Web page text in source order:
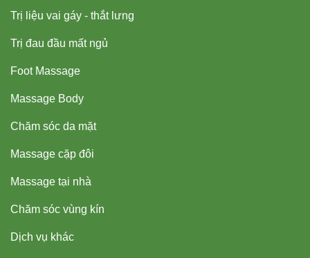
Trị liệu vai gáy - thắt lưng
Trị đau đầu mất ngủ
Foot Massage
Massage Body
Chăm sóc da mặt
Massage cặp đôi
Massage tại nhà
Chăm sóc vùng kín
Dịch vụ khác